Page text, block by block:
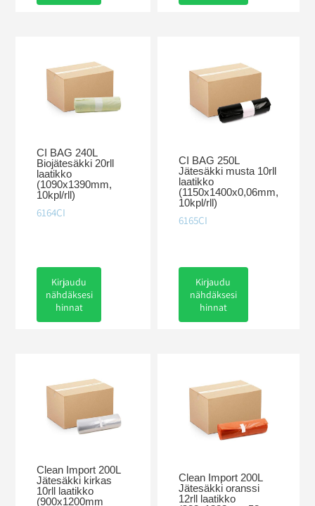
CI BAG 240L
Biojätesäkki 20rll
laatikko
(1090x1390mm,
10kpl/rll)
6164CI
Kirjaudu
nähdäksesi
hinnat
CI BAG 250L
Jätesäkki musta 10rll
laatikko
(1150x1400x0,06mm,
10kpl/rll)
6165CI
Kirjaudu
nähdäksesi
hinnat
Clean Import 200L
Jätesäkki kirkas
10rll laatikko
(900x1200mm
Clean Import 200L
Jätesäkki oranssi
12rll laatikko